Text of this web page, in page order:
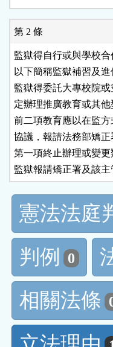
第 2 條
監獄得自行或與學校
以下簡稱監獄補習及進
監獄得委託大專校院
定辦理推廣教育或其他
前二項教育應以在監
協議，報請法務部矯正
第一項終止辦理或變
監獄報請矯正署及該主
憲法法庭
判例
0
相關法條